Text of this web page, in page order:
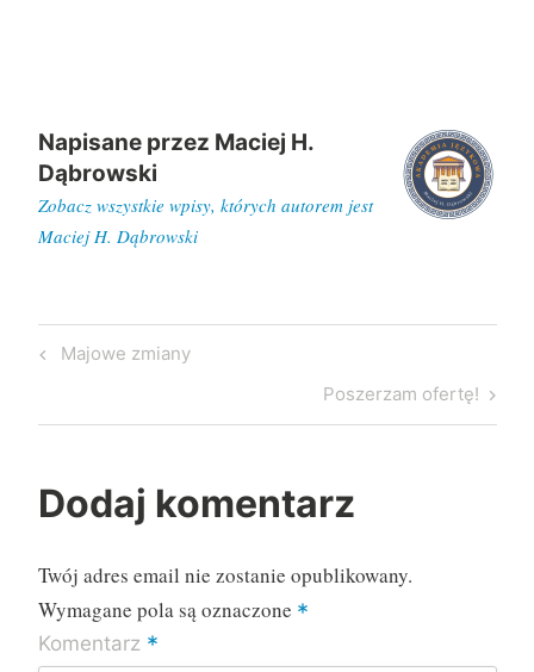
Napisane przez Maciej H.
Dąbrowski
Zobacz wszystkie wpisy, których autorem jest
Maciej H. Dąbrowski
Nawigacja
Previous
Majowe zmiany
Next
Post
Poszerzam ofertę!
Dodaj komentarz
Twój adres email nie zostanie opublikowany.
Wymagane pola są oznaczone *
Komentarz *